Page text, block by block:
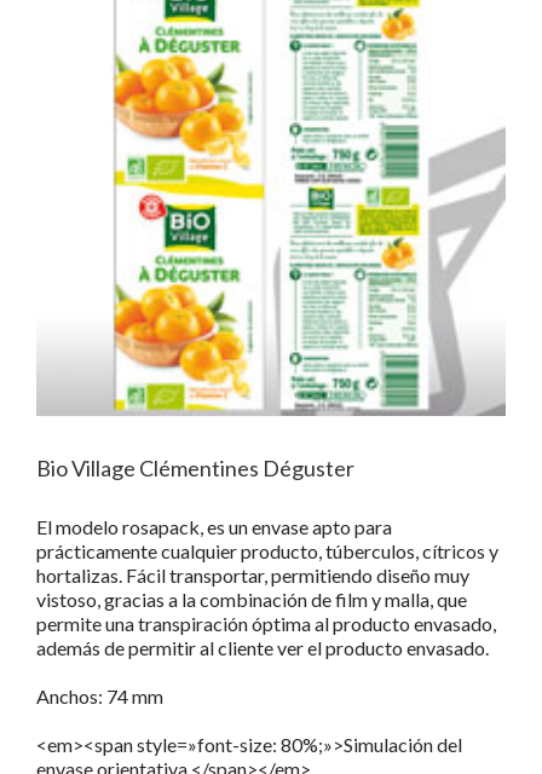
Bio Village Clémentines Déguster
El modelo rosapack, es un envase apto para
prácticamente cualquier producto, túberculos, cítricos y
hortalizas. Fácil transportar, permitiendo diseño muy
vistoso, gracias a la combinación de film y malla, que
permite una transpiración óptima al producto envasado,
además de permitir al cliente ver el producto envasado.
Anchos: 74 mm
<em><span style=»font-size: 80%;»>Simulación del
envase orientativa.</span></em>